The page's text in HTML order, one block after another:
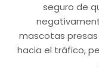
seguro de
mascotas
hacia el tráfico,